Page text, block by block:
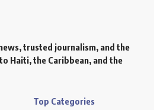
trusted journalism, and the
Haiti, the Caribbean, and the
Top Categories